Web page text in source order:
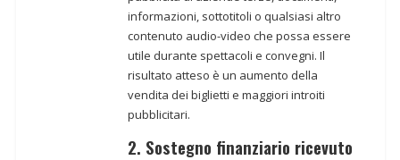
informazioni, sottotitoli o qualsiasi altro
contenuto audio-video che possa essere
utile durante spettacoli e convegni. Il
risultato atteso è un aumento della
vendita dei biglietti e maggiori introiti
pubblicitari.
2. Sostegno finanziario ricevuto